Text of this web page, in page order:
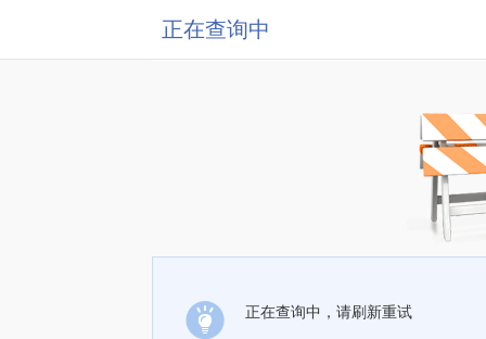
正在查询中
正在查询中，请刷新重试